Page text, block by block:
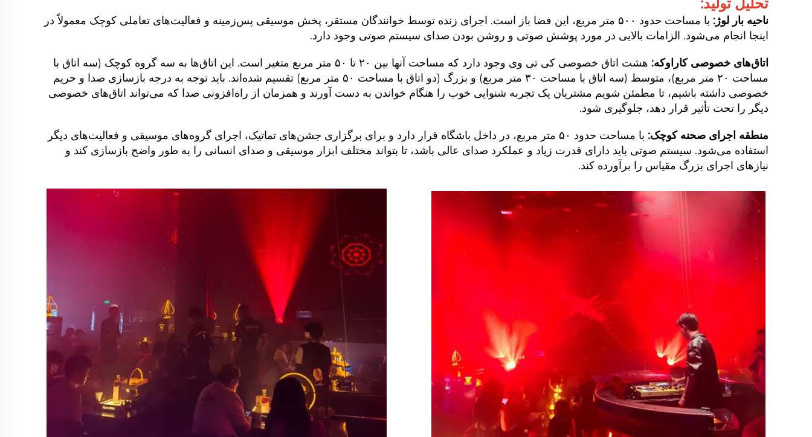
ناحیه بار لوژ:
با مساحت حدود ۵۰۰ متر مربع، این فضا باز است. اجرای زنده توسط خوانندگان مستقر، پخش موسیقی پس‌زمینه و فعالیت‌های تعاملی کوچک معمولاً در
اینجا انجام می‌شود. الزامات بالایی در مورد پوشش صوتی و روشن بودن صدای سیستم صوتی وجود دارد.
اتاق‌های خصوصی کاراوکه:
هشت اتاق خصوصی کی تی وی وجود دارد که مساحت آنها بین ۲۰ تا ۵۰ متر مربع متغیر است. این اتاق‌ها به سه گروه کوچک (سه اتاق با
مساحت ۲۰ متر مربع)، متوسط (سه اتاق با مساحت ۳۰ متر مربع) و بزرگ (دو اتاق با مساحت ۵۰ متر مربع) تقسیم شده‌اند. باید توجه به درجه بازسازی صدا و حریم
خصوصی داشته باشیم، تا مطمئن شویم مشتریان یک تجربه شنوایی خوب را هنگام خواندن به دست آورند و همزمان از راه‌افزونی صدا که می‌تواند اتاق‌های خصوصی
دیگر را تحت تأثیر قرار دهد، جلوگیری شود.
منطقه اجرای صحنه کوچک:
با مساحت حدود ۵۰ متر مربع، در داخل باشگاه قرار دارد و برای برگزاری جشن‌های تماتیک، اجرای گروه‌های موسیقی و فعالیت‌های دیگر
استفاده می‌شود. سیستم صوتی باید دارای قدرت زیاد و عملکرد صدای عالی باشد، تا بتواند مختلف ابزار موسیقی و صدای انسانی را به طور واضح بازسازی کند و
نیازهای اجرای بزرگ مقیاس را برآورده کند.